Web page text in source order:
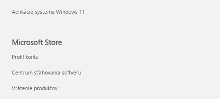
Aplikácie systému Windows 11
Microsoft Store
Profil konta
Centrum sťahovania softvéru
Vrátenie produktov